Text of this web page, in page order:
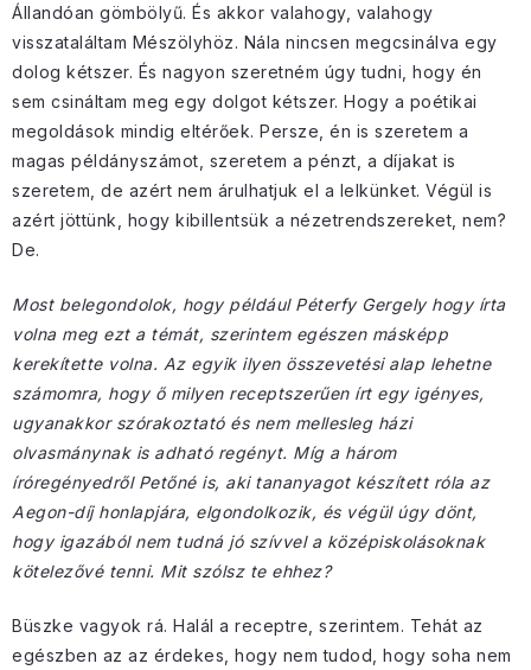
Állandóan gömbölyű. És akkor valahogy, valahogy
visszataláltam Mészölyhöz. Nála nincsen megcsinálva egy
dolog kétszer. És nagyon szeretném úgy tudni, hogy én
sem csináltam meg egy dolgot kétszer. Hogy a poétikai
megoldások mindig eltérőek. Persze, én is szeretem a
magas példányszámot, szeretem a pénzt, a díjakat is
szeretem, de azért nem árulhatjuk el a lelkünket. Végül is
azért jöttünk, hogy kibillentsük a nézetrendszereket, nem?
De.
Most belegondolok, hogy például Péterfy Gergely hogy írta
volna meg ezt a témát, szerintem egészen másképp
kerekítette volna. Az egyik ilyen összevetési alap lehetne
számomra, hogy ő milyen receptszerűen írt egy igényes,
ugyanakkor szórakoztató és nem mellesleg házi
olvasmánynak is adható regényt. Míg a három
íróregényedről Petőné is, aki tananyagot készített róla az
Aegon-díj honlapjára, elgondolkozik, és végül úgy dönt,
hogy igazából nem tudná jó szívvel a középiskolásoknak
kötelezővé tenni. Mit szólsz te ehhez?
Büszke vagyok rá. Halál a receptre, szerintem. Tehát az
egészben az az érdekes, hogy nem tudod, hogy soha nem